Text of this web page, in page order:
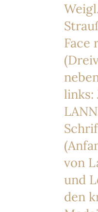
Face
links:
von
und
den